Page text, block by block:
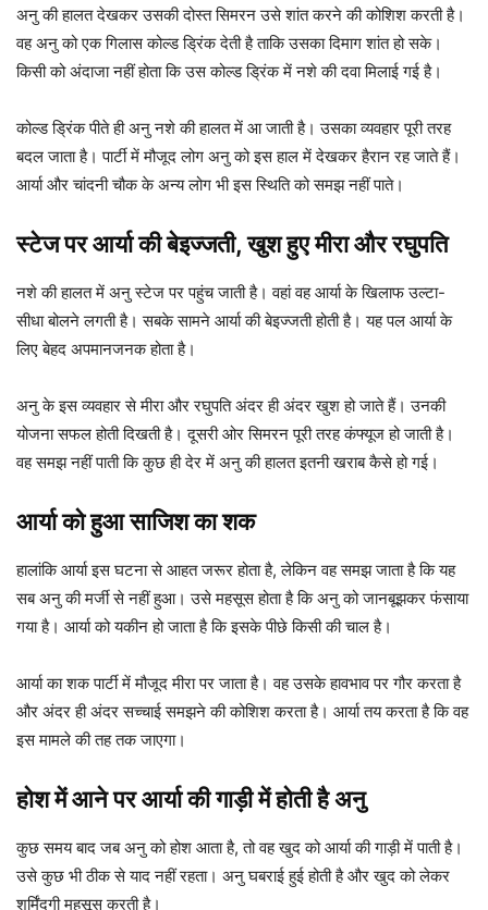
अनु की हालत देखकर उसकी दोस्त सिमरन उसे शांत करने की कोशिश करती है।
वह अनु को एक गिलास कोल्ड ड्रिंक देती है ताकि उसका दिमाग शांत हो सके।
किसी को अंदाजा नहीं होता कि उस कोल्ड ड्रिंक में नशे की दवा मिलाई गई है।
कोल्ड ड्रिंक पीते ही अनु नशे की हालत में आ जाती है। उसका व्यवहार पूरी तरह
बदल जाता है। पार्टी में मौजूद लोग अनु को इस हाल में देखकर हैरान रह जाते हैं।
आर्या और चांदनी चौक के अन्य लोग भी इस स्थिति को समझ नहीं पाते।
स्टेज पर आर्या की बेइज्जती, खुश हुए मीरा और रघुपति
नशे की हालत में अनु स्टेज पर पहुंच जाती है। वहां वह आर्या के खिलाफ उल्टा-
सीधा बोलने लगती है। सबके सामने आर्या की बेइज्जती होती है। यह पल आर्या के
लिए बेहद अपमानजनक होता है।
अनु के इस व्यवहार से मीरा और रघुपति अंदर ही अंदर खुश हो जाते हैं। उनकी
योजना सफल होती दिखती है। दूसरी ओर सिमरन पूरी तरह कंफ्यूज हो जाती है।
वह समझ नहीं पाती कि कुछ ही देर में अनु की हालत इतनी खराब कैसे हो गई।
आर्या को हुआ साजिश का शक
हालांकि आर्या इस घटना से आहत जरूर होता है, लेकिन वह समझ जाता है कि यह
सब अनु की मर्जी से नहीं हुआ। उसे महसूस होता है कि अनु को जानबूझकर फंसाया
गया है। आर्या को यकीन हो जाता है कि इसके पीछे किसी की चाल है।
आर्या का शक पार्टी में मौजूद मीरा पर जाता है। वह उसके हावभाव पर गौर करता है
और अंदर ही अंदर सच्चाई समझने की कोशिश करता है। आर्या तय करता है कि वह
इस मामले की तह तक जाएगा।
होश में आने पर आर्या की गाड़ी में होती है अनु
कुछ समय बाद जब अनु को होश आता है, तो वह खुद को आर्या की गाड़ी में पाती है।
उसे कुछ भी ठीक से याद नहीं रहता। अनु घबराई हुई होती है और खुद को लेकर
शर्मिंदगी महसूस करती है।